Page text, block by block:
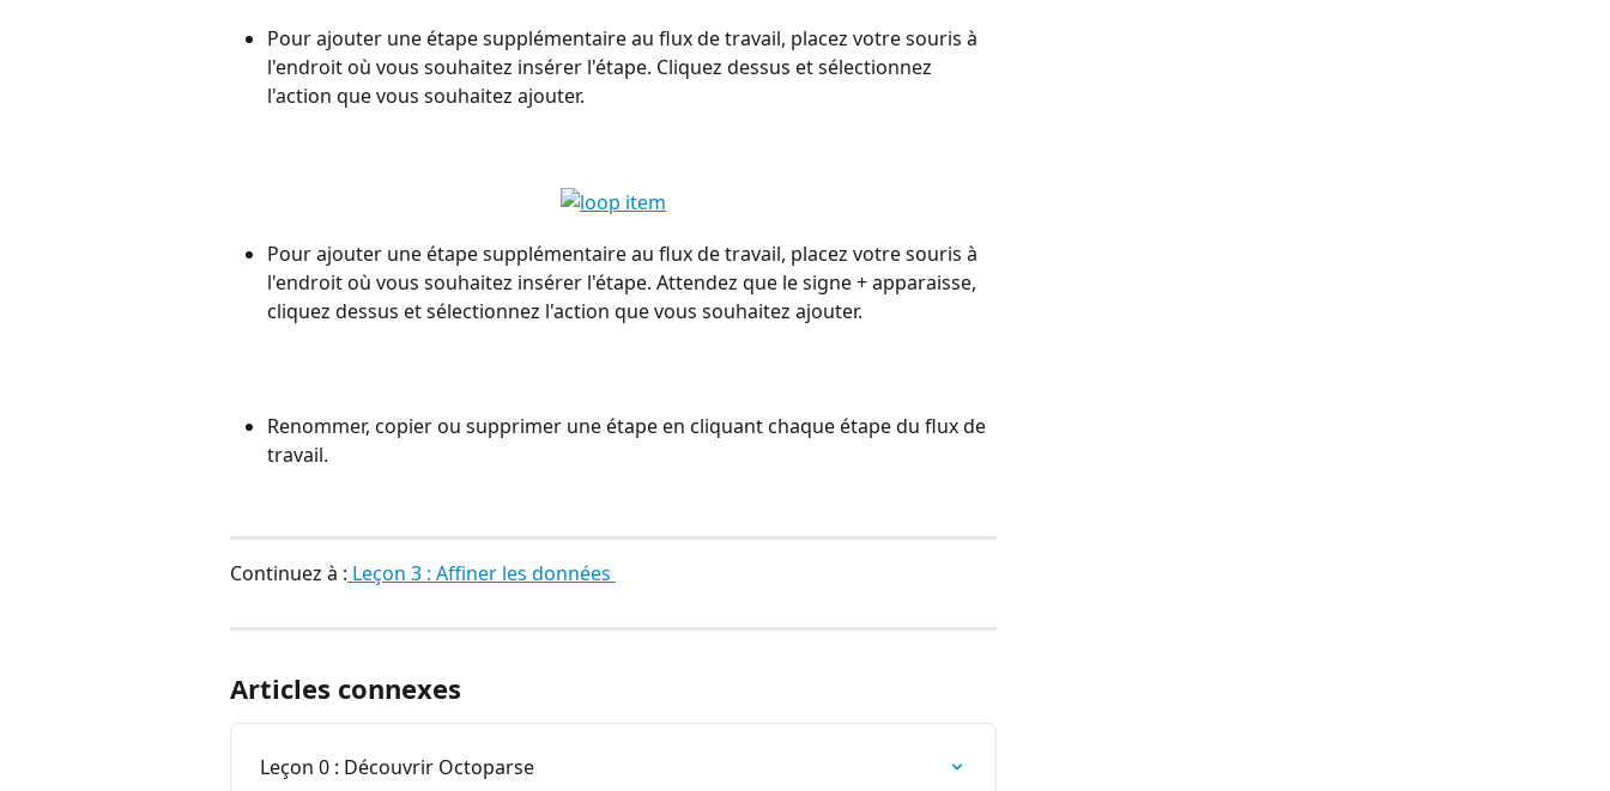
Pour ajouter une étape supplémentaire au flux de travail, placez votre souris à
l'endroit où vous souhaitez insérer l'étape. Cliquez dessus et sélectionnez
l'action que vous souhaitez ajouter.
Pour ajouter une étape supplémentaire au flux de travail, placez votre souris à
l'endroit où vous souhaitez insérer l'étape. Attendez que le signe + apparaisse,
cliquez dessus et sélectionnez l'action que vous souhaitez ajouter.
Renommer, copier ou supprimer une étape en cliquant chaque étape du flux de
travail.
Continuez à : Leçon 3 : Affiner les données
Articles connexes
Leçon 0 : Découvrir Octoparse